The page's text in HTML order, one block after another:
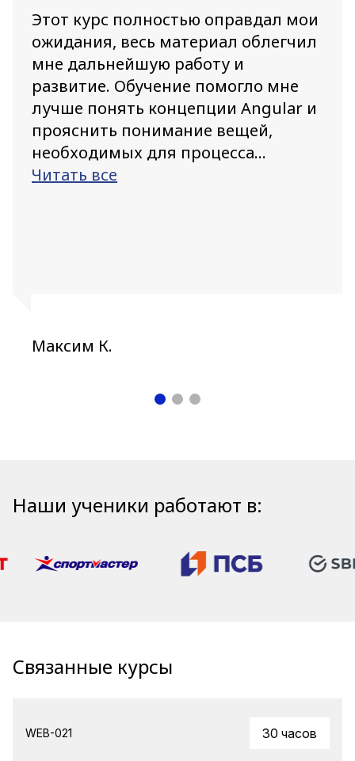
Этот курс полностью оправдал мои
ожидания, весь материал облегчил
мне дальнейшую работу и
развитие. Обучение помогло мне
лучше понять концепции Angular и
прояснить понимание вещей,
необходимых для процесса...
Читать все
Максим К.
Наши ученики работают в:
Связанные курсы
WEB-021 30 часов